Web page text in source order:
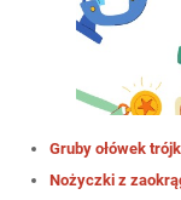
Gruby ołówek
Nożyczki z